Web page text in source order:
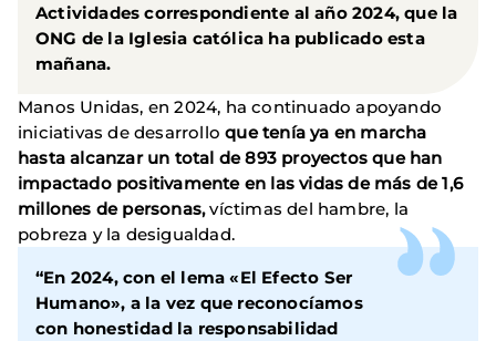
Actividades correspondiente al año 2024, que la
ONG de la Iglesia católica ha publicado esta
mañana.
Manos Unidas, en 2024, ha continuado apoyando
iniciativas de desarrolloque tenía ya en marcha
hasta alcanzar un total de 893 proyectos que han
impactado positivamente en las vidas de más de 1,6
millones de personas,víctimas del hambre, la
pobreza y la desigualdad.
“En 2024, con el lema «El Efecto Ser
Humano», a la vez que reconocíamos
con honestidad la responsabilidad